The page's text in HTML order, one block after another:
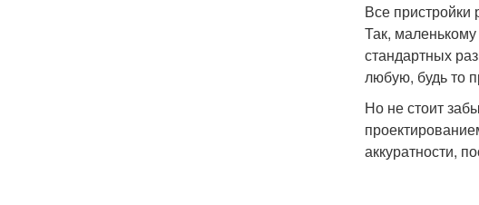
Все пристройки
Так,
стандартных
любую, будь то
Но не стоит
аккуратности,